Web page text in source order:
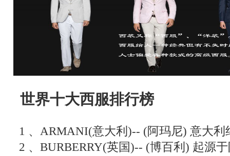
世界十大西服排行榜
1 、ARMANI(意大利)-- (阿玛尼) 意大利
2 、BURBERRY(英国)-- (博百利) 起源